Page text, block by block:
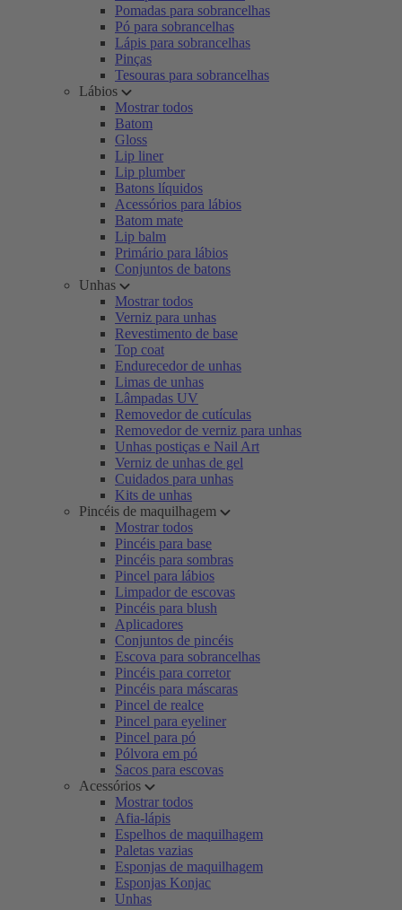
Pomadas para sobrancelhas
Pó para sobrancelhas
Lápis para sobrancelhas
Pinças
Tesouras para sobrancelhas
Lábios
Mostrar todos
Batom
Gloss
Lip liner
Lip plumber
Batons líquidos
Acessórios para lábios
Batom mate
Lip balm
Primário para lábios
Conjuntos de batons
Unhas
Mostrar todos
Verniz para unhas
Revestimento de base
Top coat
Endurecedor de unhas
Limas de unhas
Lâmpadas UV
Removedor de cutículas
Removedor de verniz para unhas
Unhas postiças e Nail Art
Verniz de unhas de gel
Cuidados para unhas
Kits de unhas
Pincéis de maquilhagem
Mostrar todos
Pincéis para base
Pincéis para sombras
Pincel para lábios
Limpador de escovas
Pincéis para blush
Aplicadores
Conjuntos de pincéis
Escova para sobrancelhas
Pincéis para corretor
Pincéis para máscaras
Pincel de realce
Pincel para eyeliner
Pincel para pó
Pólvora em pó
Sacos para escovas
Acessórios
Mostrar todos
Afia-lápis
Espelhos de maquilhagem
Paletas vazias
Esponjas de maquilhagem
Esponjas Konjac
Unhas